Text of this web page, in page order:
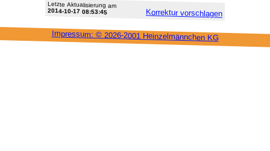
Letzte Aktu­alisie­rung am
2014-10-17 08:53:45 Korrektur vor­schlagen
Impressum: © 2026-2001 Heinzel­männchen KG